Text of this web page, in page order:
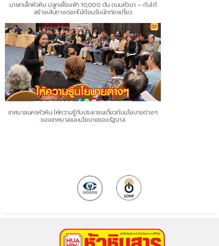
นายกเล็กหัวหิน ปลูกเฟื่องฟ้า 10,000 ต้น ถนนหัวนา – ทับใต้
สร้างเส้นทางดอกไม้ต้อนรับนักท่องเที่ยว
เทศบาลนครหัวหิน ให้ความรู้กับประชาชนเกี่ยวกับนโยบายต่างๆ
ของเทศบาลและนโยบายของรัฐบาล